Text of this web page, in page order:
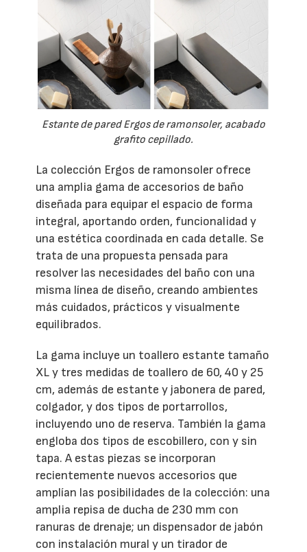
Estante de pared Ergos de ramonsoler, acabado
grafito cepillado.
La colección Ergos de ramonsoler ofrece
una amplia gama de accesorios de baño
diseñada para equipar el espacio de forma
integral, aportando orden, funcionalidad y
una estética coordinada en cada detalle. Se
trata de una propuesta pensada para
resolver las necesidades del baño con una
misma línea de diseño, creando ambientes
más cuidados, prácticos y visualmente
equilibrados.
La gama incluye un toallero estante tamaño
XL y tres medidas de toallero de 60, 40 y 25
cm, además de estante y jabonera de pared,
colgador, y dos tipos de portarrollos,
incluyendo uno de reserva. También la gama
engloba dos tipos de escobillero, con y sin
tapa. A estas piezas se incorporan
recientemente nuevos accesorios que
amplían las posibilidades de la colección: una
amplia repisa de ducha de 230 mm con
ranuras de drenaje; un dispensador de jabón
con instalación mural y un tirador de